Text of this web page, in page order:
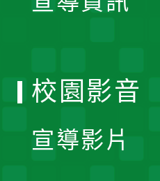
校園影音
宣導影片